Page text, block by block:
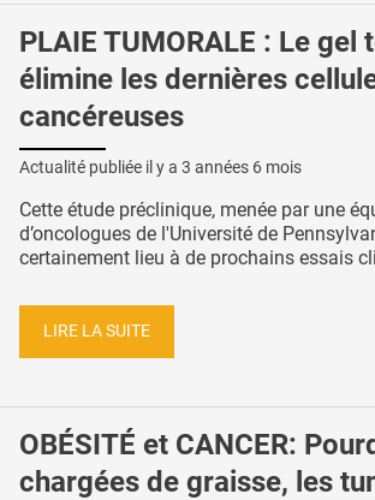
PLAIE TUMORALE : Le gel
élimine les dernières
cancéreuses
Actualité publiée il y a 3 années 6 mois
Cette étude préclinique, menée par une
d’oncologues de l'Université de
certainement lieu à de prochains essais
LIRE LA SUITE
OBÉSITÉ et CANCER:
chargées de graisse, les